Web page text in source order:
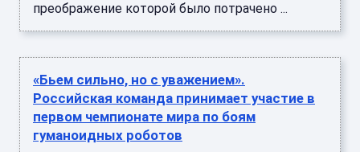
преображение которой было потрачено ...
«Бьем сильно, но с уважением».
Российская команда принимает участие в
первом чемпионате мира по боям
гуманоидных роботов